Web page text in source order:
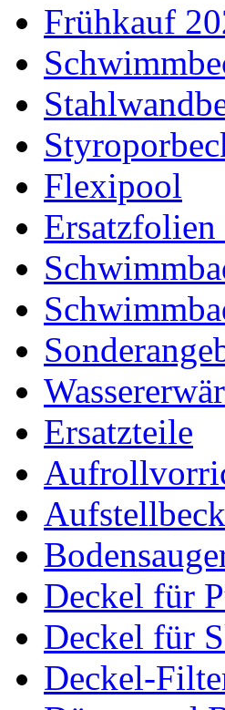
Frühkauf
Flexipool
Ersatzteile
Deckel für
Deckel für
Deckel-